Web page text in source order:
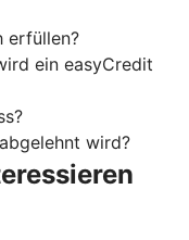
erfüllen?
ein easyCredit
wird?